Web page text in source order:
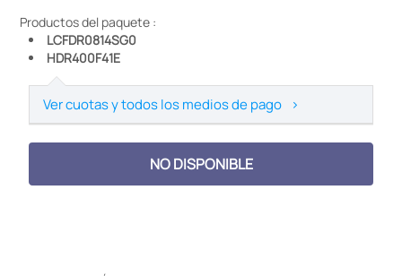
Productos del paquete :
LCFDR0814SG0
HDR400F41E
Ver cuotas y todos los medios de pago >
NO DISPONIBLE